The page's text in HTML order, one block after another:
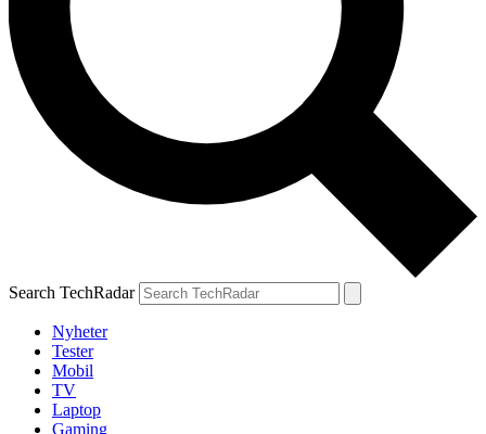
Search TechRadar
Nyheter
Tester
Mobil
TV
Laptop
Gaming